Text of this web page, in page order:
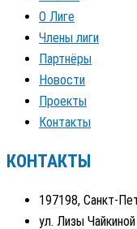
О Лиге
Члены лиги
Партнёры
Новости
Проекты
Контакты
КОНТАКТЫ
197198, Санкт-
ул. Лизы